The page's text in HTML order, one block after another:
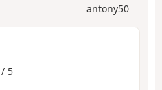
antony50
/ 5